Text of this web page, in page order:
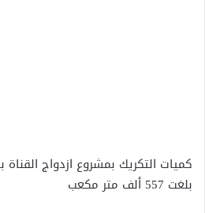
كميات التكريك بمشروع ازدواج القناة
بلغت 557 ألف متر مكعب